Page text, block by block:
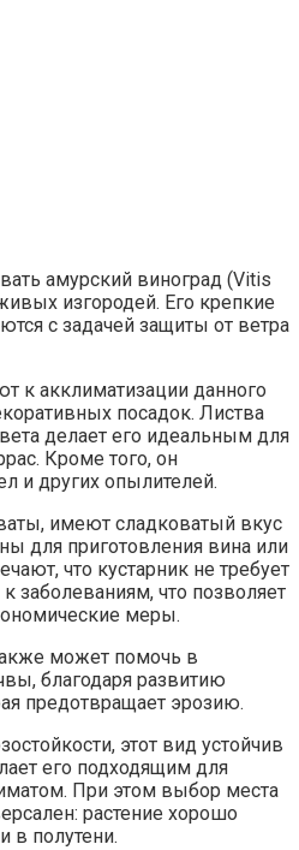
амурский виноград (Vitis
изгородей. Его крепкие
с задачей защиты от ветра
к акклиматизации данного
посадок. Листва
делает его идеальным для
Кроме того, он
и других опылителей.
имеют сладковатый вкус
для приготовления вина или
что кустарник не требует
заболеваниям, что позволяет
меры.
может помочь в
благодаря развитию
предотвращает эрозию.
этот вид устойчив
его подходящим для
При этом выбор места
растение хорошо
в полутени.